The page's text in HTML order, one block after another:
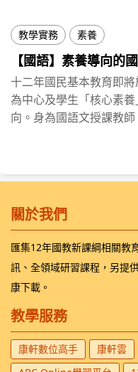
教學實務 素養
【國語】素養導向的
十二年國民基本教育即
為中心及學生「核心素
向。身為國語文授課教
關於我們
匯集12年國教新課綱相關教
訊、全領域研習課程，另提
康下載。
教學服務
康軒數位高手 康軒雲